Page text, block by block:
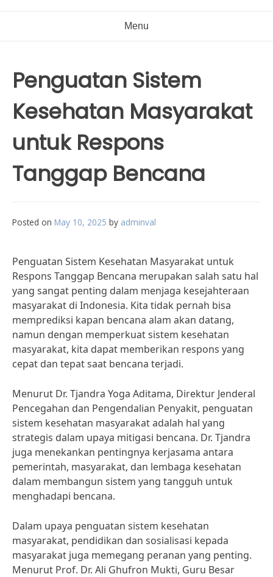
Menu
Penguatan Sistem
Kesehatan Masyarakat
untuk Respons
Tanggap Bencana
Posted on May 10, 2025 by adminval
Penguatan Sistem Kesehatan Masyarakat untuk
Respons Tanggap Bencana merupakan salah satu hal
yang sangat penting dalam menjaga kesejahteraan
masyarakat di Indonesia. Kita tidak pernah bisa
memprediksi kapan bencana alam akan datang,
namun dengan memperkuat sistem kesehatan
masyarakat, kita dapat memberikan respons yang
cepat dan tepat saat bencana terjadi.
Menurut Dr. Tjandra Yoga Aditama, Direktur Jenderal
Pencegahan dan Pengendalian Penyakit, penguatan
sistem kesehatan masyarakat adalah hal yang
strategis dalam upaya mitigasi bencana. Dr. Tjandra
juga menekankan pentingnya kerjasama antara
pemerintah, masyarakat, dan lembaga kesehatan
dalam membangun sistem yang tangguh untuk
menghadapi bencana.
Dalam upaya penguatan sistem kesehatan
masyarakat, pendidikan dan sosialisasi kepada
masyarakat juga memegang peranan yang penting.
Menurut Prof. Dr. Ali Ghufron Mukti, Guru Besar